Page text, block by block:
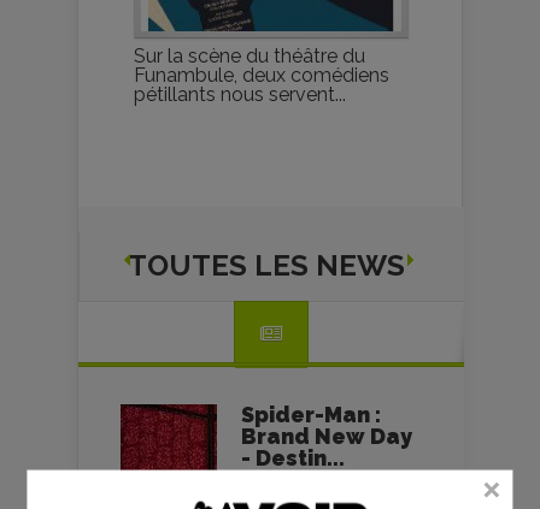
Sur la scène du théâtre du
Funambule, deux comédiens
pétillants nous servent...
TOUTES LES NEWS
Spider-Man :
Brand New Day
- Destin...